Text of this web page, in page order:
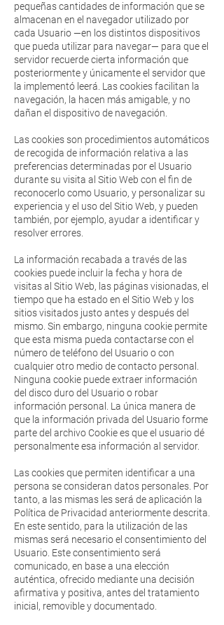
pequeñas cantidades de información que se
almacenan en el navegador utilizado por
cada Usuario —en los distintos dispositivos
que pueda utilizar para navegar— para que el
servidor recuerde cierta información que
posteriormente y únicamente el servidor que
la implementó leerá. Las cookies facilitan la
navegación, la hacen más amigable, y no
dañan el dispositivo de navegación.
Las cookies son procedimientos automáticos
de recogida de información relativa a las
preferencias determinadas por el Usuario
durante su visita al Sitio Web con el fin de
reconocerlo como Usuario, y personalizar su
experiencia y el uso del Sitio Web, y pueden
también, por ejemplo, ayudar a identificar y
resolver errores.
La información recabada a través de las
cookies puede incluir la fecha y hora de
visitas al Sitio Web, las páginas visionadas, el
tiempo que ha estado en el Sitio Web y los
sitios visitados justo antes y después del
mismo. Sin embargo, ninguna cookie permite
que esta misma pueda contactarse con el
número de teléfono del Usuario o con
cualquier otro medio de contacto personal.
Ninguna cookie puede extraer información
del disco duro del Usuario o robar
información personal. La única manera de
que la información privada del Usuario forme
parte del archivo Cookie es que el usuario dé
personalmente esa información al servidor.
Las cookies que permiten identificar a una
persona se consideran datos personales. Por
tanto, a las mismas les será de aplicación la
Política de Privacidad anteriormente descrita.
En este sentido, para la utilización de las
mismas será necesario el consentimiento del
Usuario. Este consentimiento será
comunicado, en base a una elección
auténtica, ofrecido mediante una decisión
afirmativa y positiva, antes del tratamiento
inicial, removible y documentado.